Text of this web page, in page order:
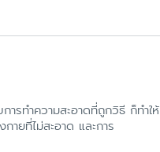
รทำความสะอาดที่ถูกวิธี ก็ทำให้
ยที่ไม่สะอาด และการ